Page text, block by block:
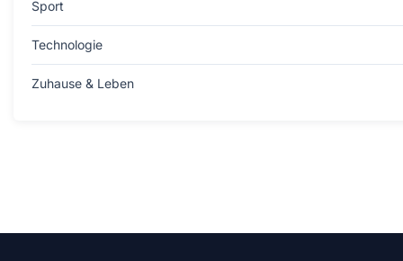
Sport
Technologie
Zuhause & Leben